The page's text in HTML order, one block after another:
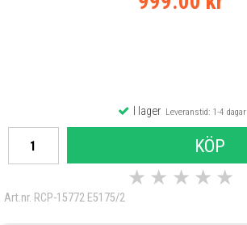
I lagerLeveranstid: 1-4 dagar
KÖP
★ ★ ★ ★ ★
Art.nr. RCP-15772 E5175/2